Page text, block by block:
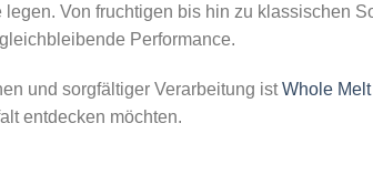
Von fruchtigen bis hin zu klassischen
Performance.
und sorgfältiger Verarbeitung istWhole
entdecken möchten.